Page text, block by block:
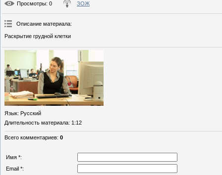
Просмотры: 0 ЗОЖ
Описание материала:
Раскрытие грудной клетки
Язык: Русский
Длительность материала: 1:12
Всего комментариев: 0
Имя *:
Email *: